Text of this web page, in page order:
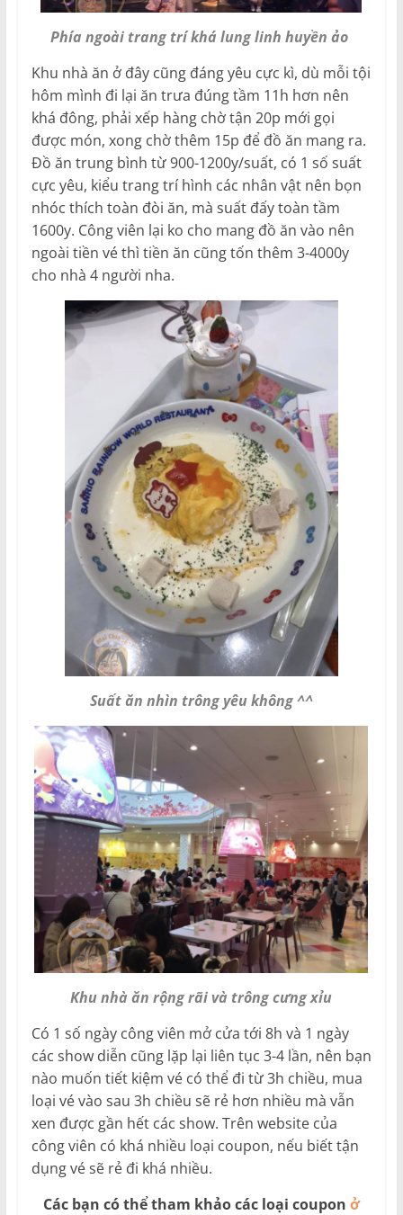
Phía ngoài trang trí khá lung linh huyền ảo
Khu nhà ăn ở đây cũng đáng yêu cực kì, dù mỗi tội
hôm mình đi lại ăn trưa đúng tầm 11h hơn nên
khá đông, phải xếp hàng chờ tận 20p mới gọi
được món, xong chờ thêm 15p để đồ ăn mang ra.
Đồ ăn trung bình từ 900-1200y/suất, có 1 số suất
cực yêu, kiểu trang trí hình các nhân vật nên bọn
nhóc thích toàn đòi ăn, mà suất đấy toàn tầm
1600y. Công viên lại ko cho mang đồ ăn vào nên
ngoài tiền vé thì tiền ăn cũng tốn thêm 3-4000y
cho nhà 4 người nha.
Suất ăn nhìn trông yêu không ^^
Khu nhà ăn rộng rãi và trông cưng xỉu
Có 1 số ngày công viên mở cửa tới 8h và 1 ngày
các show diễn cũng lặp lại liên tục 3-4 lần, nên bạn
nào muốn tiết kiệm vé có thể đi từ 3h chiều, mua
loại vé vào sau 3h chiều sẽ rẻ hơn nhiều mà vẫn
xen được gần hết các show. Trên website của
công viên có khá nhiều loại coupon, nếu biết tận
dụng vé sẽ rẻ đi khá nhiều.
Các bạn có thể tham khảo các loại coupon ở